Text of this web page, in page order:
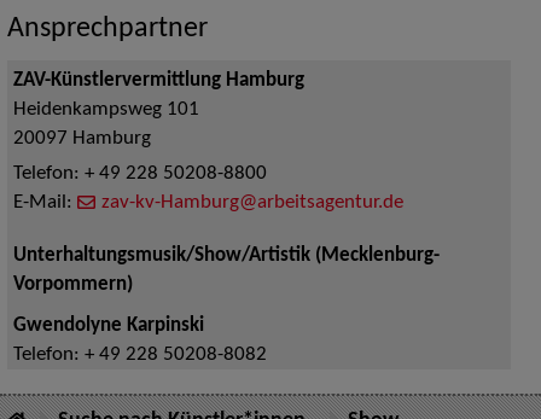
Ansprechpartner
ZAV-Künstlervermittlung Hamburg
Heidenkampsweg 101
20097 Hamburg
Telefon: + 49 228 50208-8800
E-Mail:
zav-kv-Hamburg@arbeitsagentur.de
Unterhaltungsmusik/Show/Artistik (Mecklenburg-
Vorpommern)
Gwendolyne Karpinski
Telefon: + 49 228 50208-8082